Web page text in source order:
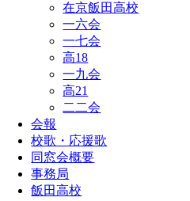
在京飯田高校
一六会
一七会
高18
一九会
高21
二二会
会報
校歌・応援歌
同窓会概要
事務局
飯田高校